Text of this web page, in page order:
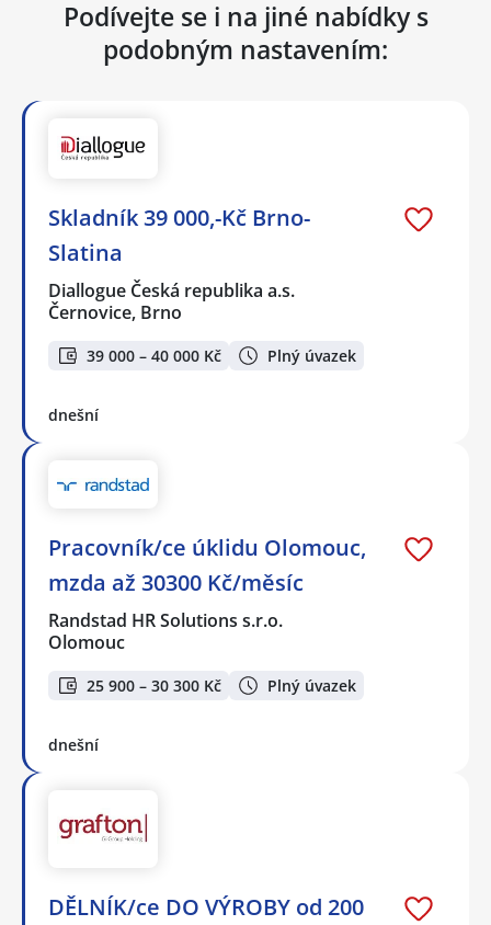
Podívejte se i na jiné nabídky s
podobným nastavením:
Skladník 39 000,-Kč Brno-
Slatina
Diallogue Česká republika a.s.
Černovice, Brno
39 000 – 40 000 Kč Plný úvazek
dnešní
Pracovník/ce úklidu Olomouc,
mzda až 30300 Kč/měsíc
Randstad HR Solutions s.r.o.
Olomouc
25 900 – 30 300 Kč Plný úvazek
dnešní
DĚLNÍK/ce DO VÝROBY od 200